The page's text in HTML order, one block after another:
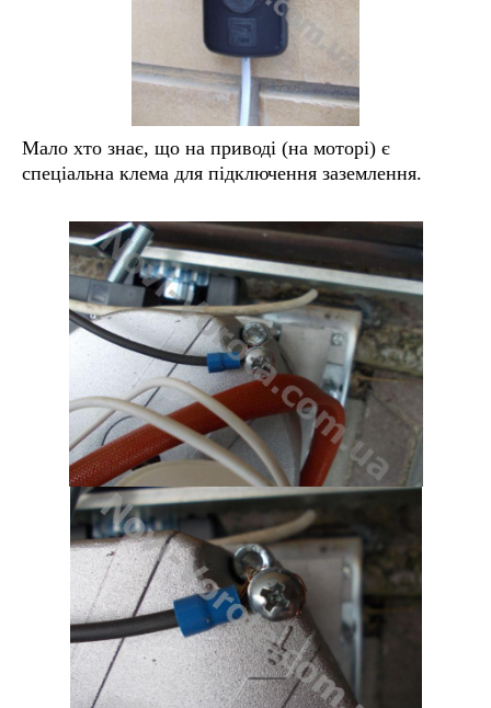
Мало хто знає, що на приводі (на моторі) є
спеціальна клема для підключення заземлення.